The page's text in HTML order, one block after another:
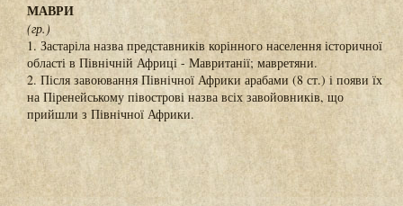
МАВРИ
(гр.)
1. Застаріла назва представників корінного населення історичної
області в Північній Африці - Мавританії; мавретяни.
2. Після завоювання Північної Африки арабами (8 ст.) і появи їх
на Піренейському півострові назва всіх завойовників, що
прийшли з Північної Африки.